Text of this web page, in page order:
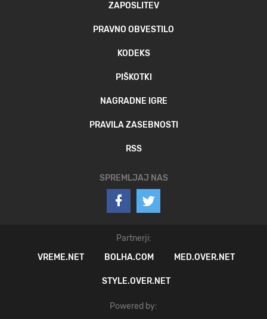
ZAPOSLITEV
PRAVNO OBVESTILO
KODEKS
PIŠKOTKI
NAGRADNE IGRE
PRAVILA ZASEBNOSTI
RSS
SPREMLJAJ NAS
Partnerji:
VREME.NET
BOLHA.COM MED.OVER.NET
STYLE.OVER.NET
Powered by: